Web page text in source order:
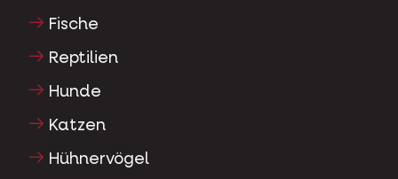
Fische
Reptilien
Hunde
Katzen
Hühnervögel